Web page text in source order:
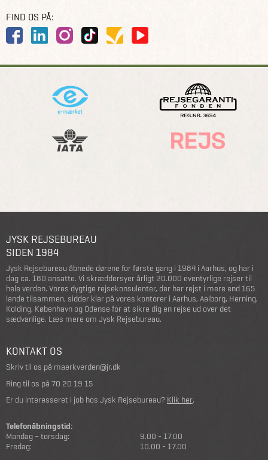
FIND OS PÅ:
JYSK REJSEBUREAU
SIDEN 1984
Jysk Rejsebureau åbnede dørene for første gang i 1984 i Aarhus, og har i
dag ca. 180 ansatte. Vi skræddersyer årligt 20.000 eventyrlige rejser til
hele verden. Vores dygtige rejsekonsulenter, der har rejst i mere end 165
lande tilsammen, sidder klar på vores kontorer i Aarhus, Aalborg, Herning,
Kolding, København og Odense for at sikre dig en rejse ud over det
sædvanlige. Læs mere om Jysk Rejsebureau.
KONTAKT OS
Skriv til os på maerkverden@jr.dk
Ring til os på 70 20 19 15
Er du interesseret i job hos Jysk Rejsebureau? Klik her.
Telefonåbningstid:
Mandag – torsdag:
9.00 - 17.00
Fredag:
10.00 - 17.00